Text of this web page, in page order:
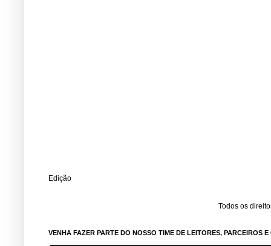
Edição
Todos os
VENHA FAZER PARTE DO NOSSO TIME DE LEITORES, PARCEIROS